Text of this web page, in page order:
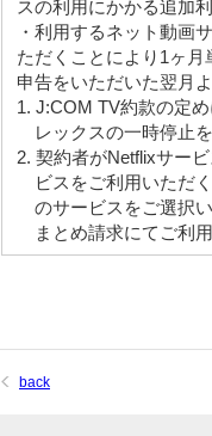
スの利用にかかる追加
・利用するネット動画
ただくことにより1ヶ
申告をいただいた翌月
1. J:COM TV約款の定
レックスの一時停止
2. 契約者がNetflixサー
ビスをご利用いただ
のサービスをご選択
まとめ請求にてご利
back